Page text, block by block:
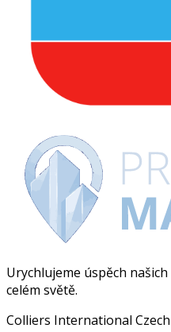
Urychlujeme úspěch
celém světě.
Colliers International